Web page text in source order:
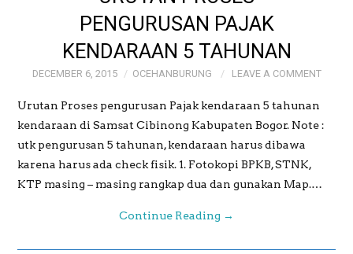
PENGURUSAN PAJAK
KENDARAAN 5 TAHUNAN
DECEMBER 6, 2015 OCEHANBURUNG LEAVE A COMMENT
Urutan Proses pengurusan Pajak kendaraan 5 tahunan
kendaraan di Samsat Cibinong Kabupaten Bogor. Note :
utk pengurusan 5 tahunan, kendaraan harus dibawa
karena harus ada check fisik. 1. Fotokopi BPKB, STNK,
KTP masing – masing rangkap dua dan gunakan Map.…
Continue Reading →